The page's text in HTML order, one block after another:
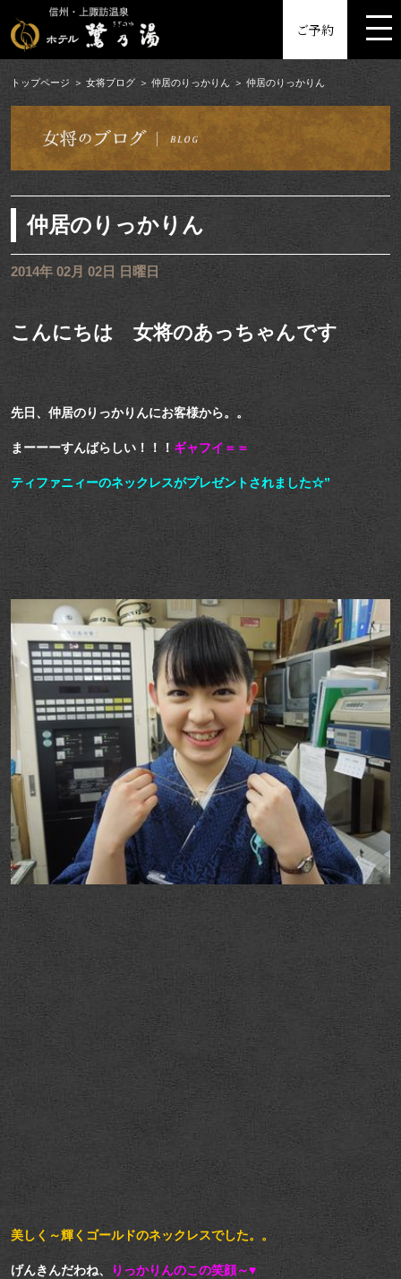
ご予約
トップページ 女将ブログ 仲居のりっかりん 仲居のりっかりん
仲居のりっかりん
2014年 02月 02日 日曜日
こんにちは 女将のあっちゃんです
先日、仲居のりっかりんにお客様から。。
まーーーすんばらしい！！！ ギャフイ＝＝
ティファニィーのネックレスがプレゼントされました☆”
美しく～輝くゴールドのネックレスでした。。
げんきんだわね、 りっかりんのこの笑顔～♥